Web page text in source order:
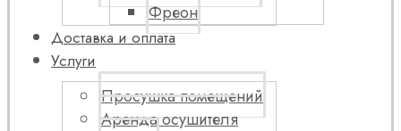
Фреон
Доставка и оплата
Услуги
Просушка помещений
Аренда осушителя